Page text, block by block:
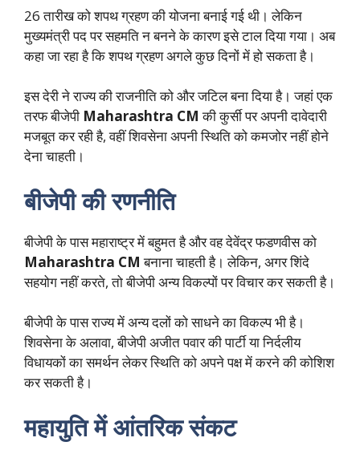
26 तारीख को शपथ ग्रहण की योजना बनाई गई थी। लेकिन
मुख्यमंत्री पद पर सहमति न बनने के कारण इसे टाल दिया गया। अब
कहा जा रहा है कि शपथ ग्रहण अगले कुछ दिनों में हो सकता है।
इस देरी ने राज्य की राजनीति को और जटिल बना दिया है। जहां एक
तरफ बीजेपी Maharashtra CM की कुर्सी पर अपनी दावेदारी
मजबूत कर रही है, वहीं शिवसेना अपनी स्थिति को कमजोर नहीं होने
देना चाहती।
बीजेपी की रणनीति
बीजेपी के पास महाराष्ट्र में बहुमत है और वह देवेंद्र फडणवीस को
Maharashtra CM बनाना चाहती है। लेकिन, अगर शिंदे
सहयोग नहीं करते, तो बीजेपी अन्य विकल्पों पर विचार कर सकती है।
बीजेपी के पास राज्य में अन्य दलों को साधने का विकल्प भी है।
शिवसेना के अलावा, बीजेपी अजीत पवार की पार्टी या निर्दलीय
विधायकों का समर्थन लेकर स्थिति को अपने पक्ष में करने की कोशिश
कर सकती है।
महायुति में आंतरिक संकट